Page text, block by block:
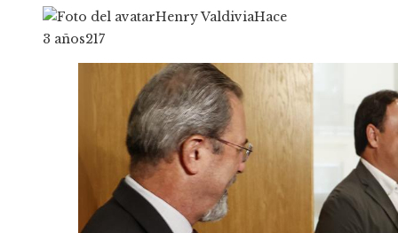
Henry ValdiviaHace
3 años217